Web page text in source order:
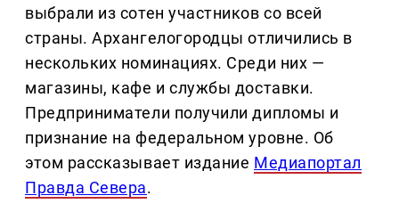
выбрали из сотен участников со всей
страны. Архангелогородцы отличились в
нескольких номинациях. Среди них —
магазины, кафе и службы доставки.
Предприниматели получили дипломы и
признание на федеральном уровне. Об
этом рассказывает издание Медиапортал
Правда Севера.